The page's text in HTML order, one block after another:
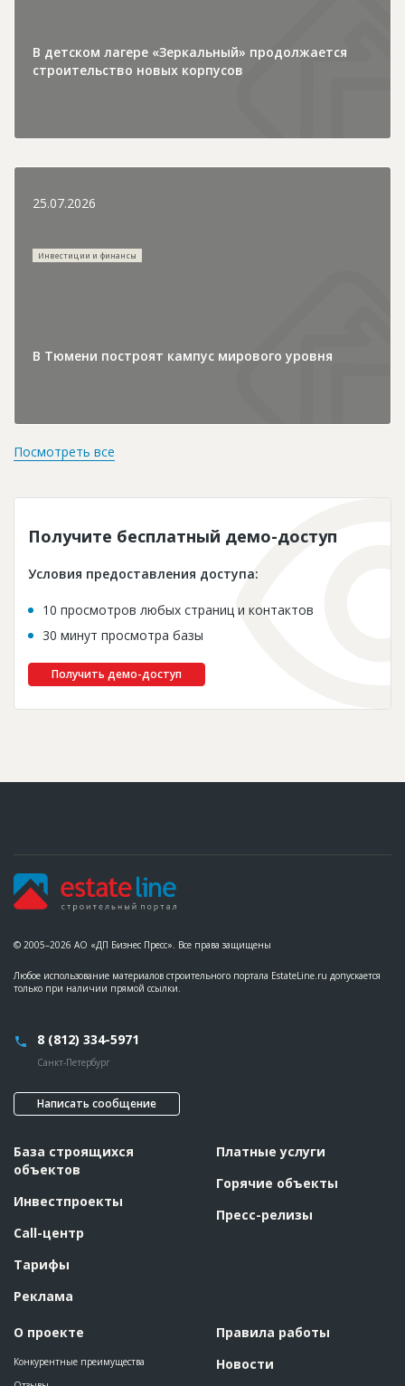
В детском лагере «Зеркальный» продолжается
строительство новых корпусов
25.07.2026
Инвестиции и финансы
В Тюмени построят кампус мирового уровня
Посмотреть все
Получите бесплатный демо-доступ
Условия предоставления доступа:
10 просмотров любых страниц и контактов
30 минут просмотра базы
Получить демо-доступ
© 2005–2026 АО «ДП Бизнес Пресс». Все права защищены
Любое использование материалов строительного портала EstateLine.ru допускается
только при наличии прямой ссылки.
8 (812) 334-5971
Санкт-Петербург
Написать сообщение
База строящихся
объектов
Инвестпроекты
Call-центр
Тарифы
Реклама
О проекте
Конкурентные преимущества
Платные услуги
Горячие объекты
Пресс-релизы
Правила работы
Новости